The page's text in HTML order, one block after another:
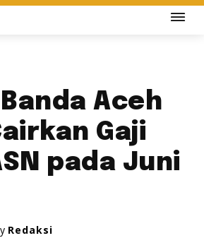
Aceh
Gaji
pada Juni
Redaksi